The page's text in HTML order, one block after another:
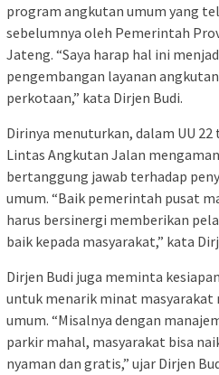
program angkutan umum yang
sebelumnya oleh Pemerintah
Jateng. “Saya harap hal ini
pengembangan layanan
perkotaan,” kata Dirjen Budi.
Dirinya menuturkan, dalam UU
Lintas Angkutan Jalan
bertanggung jawab terhadap
umum. “Baik pemerintah pusat
harus bersinergi memberikan
baik kepada masyarakat,” kata
Dirjen Budi juga meminta
untuk menarik minat masyarakat
umum. “Misalnya dengan
parkir mahal, masyarakat bisa
nyaman dan gratis,” ujar Dirjen